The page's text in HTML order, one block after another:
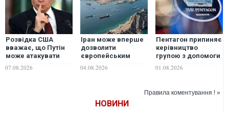
Розвідка США
вважає, що Путін
може атакувати
одну з країн НАТО
вже цієї осені, -
07.08.2026
Іран може вперше
дозволити
європейським
країнам
розмінувати
04.08.2026
Пентагон припиняє
керівництво
групою з допомоги
Україні на тлі
дистанціювання
01.08.2026
Правила коментування ! »
НОВИНИ